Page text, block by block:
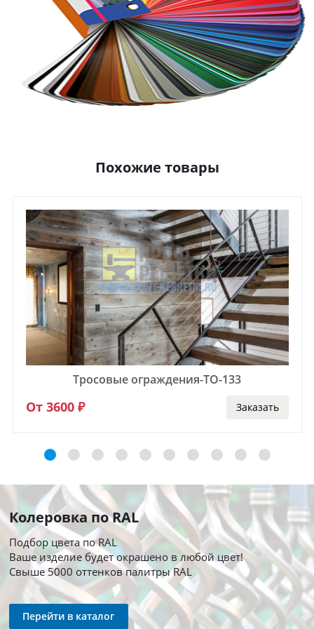
Похожие товары
Тросовые ограждения-ТО-133
От 3600 ₽ Заказать
Колеровка по RAL
Подбор цвета по RAL
Ваше изделие будет окрашено в любой цвет!
Свыше 5000 оттенков палитры RAL
Перейти в каталог